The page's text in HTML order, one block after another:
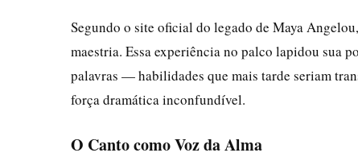
Segundo o site oficial do legado de Maya
maestria. Essa experiência no palco lapidou sua
palavras — habilidades que mais tarde seriam
força dramática inconfundível.
O Canto como Voz da Alma